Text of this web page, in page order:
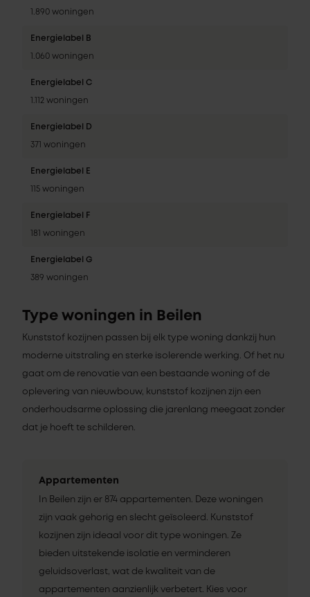
1.890 woningen
Energielabel B
1.060 woningen
Energielabel C
1.112 woningen
Energielabel D
371 woningen
Energielabel E
115 woningen
Energielabel F
181 woningen
Energielabel G
389 woningen
Type woningen in Beilen
Kunststof kozijnen passen bij elk type woning dankzij hun
moderne uitstraling en sterke isolerende werking. Of het nu
gaat om de renovatie van een bestaande woning of de
oplevering van nieuwbouw, kunststof kozijnen zijn een
onderhoudsarme oplossing die jarenlang meegaat zonder
dat je hoeft te schilderen.
Appartementen
In Beilen zijn er 874 appartementen. Deze woningen
zijn vaak gehorig en slecht geïsoleerd. Kunststof
kozijnen zijn ideaal voor dit type woningen. Ze
bieden uitstekende isolatie en verminderen
geluidsoverlast, wat de kwaliteit van de
appartementen aanzienlijk verbetert. Kies voor